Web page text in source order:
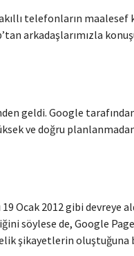
telefonların maalesef
arkadaşlarımızla
geldi. Google
ve doğru
Ocak 2012 gibi devreye
söylese de, Google
şikayetlerin